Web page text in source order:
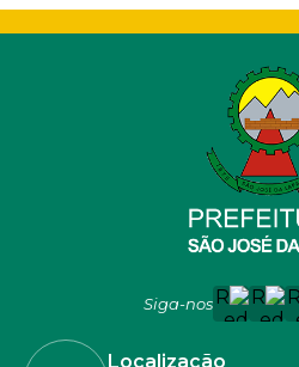
Siga-nos
Localização